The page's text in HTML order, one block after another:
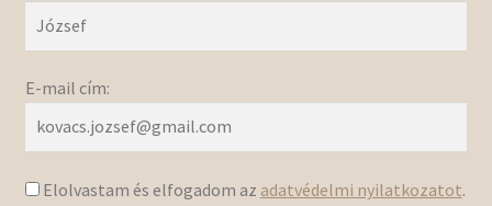
E-mail cím:
Elolvastam és elfogadom az adatvédelmi nyilatkozatot.